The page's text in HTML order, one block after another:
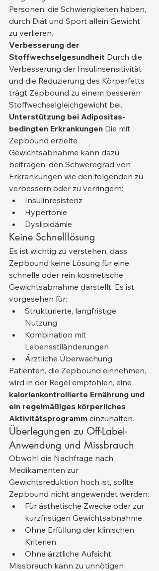
Personen, die Schwierigkeiten haben,
durch Diät und Sport allein Gewicht
zu verlieren.
Verbesserung der
Stoffwechselgesundheit Durch die
Verbesserung der Insulinsensitivität
und die Reduzierung des Körperfetts
trägt Zepbound zu einem besseren
Stoffwechselgleichgewicht bei.
Unterstützung bei Adipositas-
bedingten Erkrankungen Die mit
Zepbound erzielte
Gewichtsabnahme kann dazu
beitragen, den Schweregrad von
Erkrankungen wie den folgenden zu
verbessern oder zu verringern:
Insulinresistenz
Hypertonie
Dyslipidämie
Keine Schnelllösung
Es ist wichtig zu verstehen, dass
Zepbound keine Lösung für eine
schnelle oder rein kosmetische
Gewichtsabnahme darstellt. Es ist
vorgesehen für:
Strukturierte, langfristige
Nutzung
Kombination mit
Lebensstiländerungen
Ärztliche Überwachung
Patienten, die Zepbound einnehmen,
wird in der Regel empfohlen, eine
kalorienkontrollierte Ernährung und
ein regelmäßiges körperliches
Aktivitätsprogramm einzuhalten.
Überlegungen zu Off-Label-
Anwendung und Missbrauch
Obwohl die Nachfrage nach
Medikamenten zur
Gewichtsreduktion hoch ist, sollte
Zepbound nicht angewendet werden:
Für ästhetische Zwecke oder zur
kurzfristigen Gewichtsabnahme
Ohne Erfüllung der klinischen
Kriterien
Ohne ärztliche Aufsicht
Missbrauch kann zu unnötigen